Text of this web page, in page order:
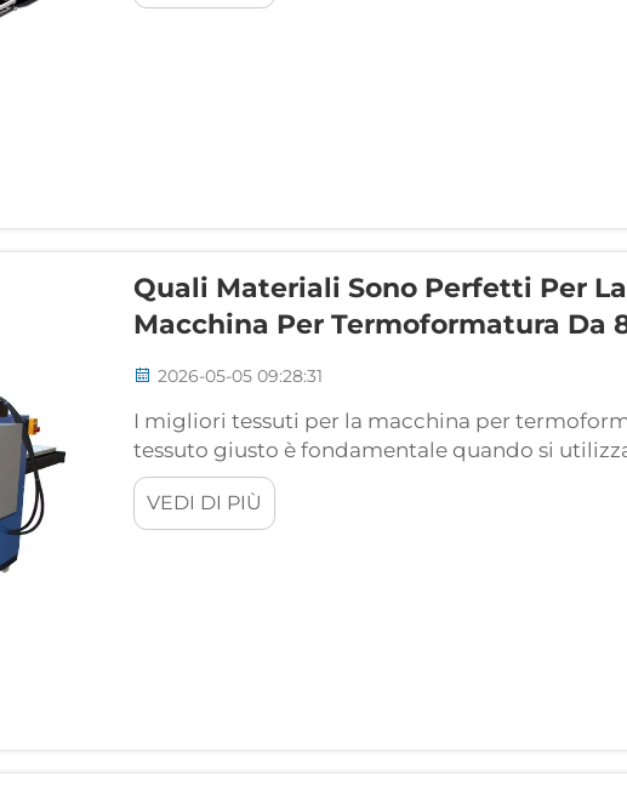
di...
Quali Materiali Sono Perfetti Per
Macchina Per Termoformatura Da
2026-05-05 09:28:31
I migliori tessuti per la macchina per
tessuto giusto è fondamentale quando si
da 80x100 cm, per garantire trasferimenti
della piastra richiedono materiali in grado di
del calore e...
VEDI DI PIÙ